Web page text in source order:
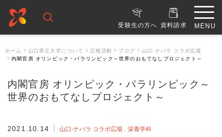
受験生の方へ 資料請求
ホーム 山口県立大学について 広報活動 ブログ
山口-ナバラ コラボ広場
内閣官房 オリンピック・パラリンピック～世界のおもてなしプロジェクト～
内閣官房 オリンピック・パラリンピック～
世界のおもてなしプロジェクト～
2021.10.14 山口-ナバラ コラボ広場 栄養学科